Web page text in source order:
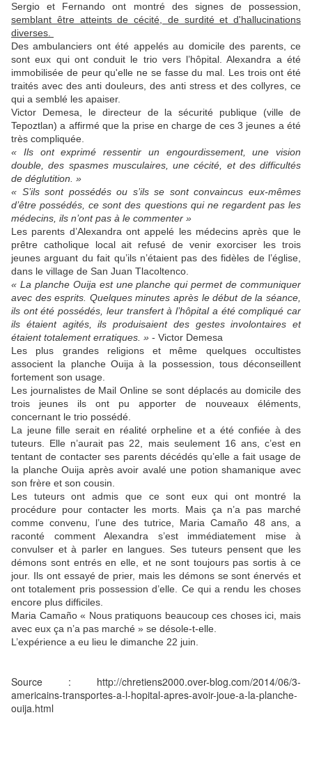
Sergio et Fernando ont montré des signes de possession,
semblant être atteints de cécité, de surdité et d'hallucinations
diverses.
Des ambulanciers ont été appelés au domicile des parents, ce
sont eux qui ont conduit le trio vers l’hôpital. Alexandra a été
immobilisée de peur qu'elle ne se fasse du mal. Les trois ont été
traités avec des anti douleurs, des anti stress et des collyres, ce
qui a semblé les apaiser.
Victor Demesa, le directeur de la sécurité publique (ville de
Tepoztlan) a affirmé que la prise en charge de ces 3 jeunes a été
très compliquée.
« Ils ont exprimé ressentir un engourdissement, une vision
double, des spasmes musculaires, une cécité, et des difficultés
de déglutition. »
« S’ils sont possédés ou s’ils se sont convaincus eux-mêmes
d’être possédés, ce sont des questions qui ne regardent pas les
médecins, ils n’ont pas à le commenter »
Les parents d’Alexandra ont appelé les médecins après que le
prêtre catholique local ait refusé de venir exorciser les trois
jeunes arguant du fait qu’ils n’étaient pas des fidèles de l’église,
dans le village de San Juan Tlacoltenco.
« La planche Ouija est une planche qui permet de communiquer
avec des esprits. Quelques minutes après le début de la séance,
ils ont été possédés, leur transfert à l’hôpital a été compliqué car
ils étaient agités, ils produisaient des gestes involontaires et
étaient totalement erratiques. » - Victor Demesa
Les plus grandes religions et même quelques occultistes
associent la planche Ouija à la possession, tous déconseillent
fortement son usage.
Les journalistes de Mail Online se sont déplacés au domicile des
trois jeunes ils ont pu apporter de nouveaux éléments,
concernant le trio possédé.
La jeune fille serait en réalité orpheline et a été confiée à des
tuteurs. Elle n’aurait pas 22, mais seulement 16 ans, c’est en
tentant de contacter ses parents décédés qu’elle a fait usage de
la planche Ouija après avoir avalé une potion shamanique avec
son frère et son cousin.
Les tuteurs ont admis que ce sont eux qui ont montré la
procédure pour contacter les morts. Mais ça n’a pas marché
comme convenu, l’une des tutrice, Maria Camaño 48 ans, a
raconté comment Alexandra s’est immédiatement mise à
convulser et à parler en langues. Ses tuteurs pensent que les
démons sont entrés en elle, et ne sont toujours pas sortis à ce
jour. Ils ont essayé de prier, mais les démons se sont énervés et
ont totalement pris possession d’elle. Ce qui a rendu les choses
encore plus difficiles.
Maria Camaño « Nous pratiquons beaucoup ces choses ici, mais
avec eux ça n’a pas marché » se désole-t-elle.
L’expérience a eu lieu le dimanche 22 juin.
Source : http://chretiens2000.over-blog.com/2014/06/3-
americains-transportes-a-l-hopital-apres-avoir-joue-a-la-planche-
ouija.html